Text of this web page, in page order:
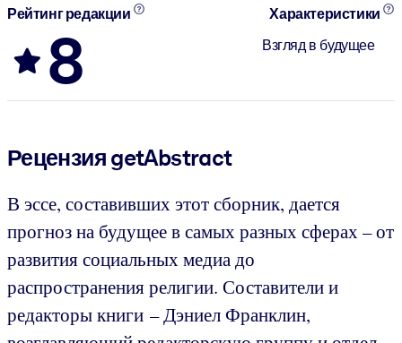
Рейтинг редакции
8
Характеристики
Взгляд в будущее
Рецензия getAbstract
В эссе, составивших этот сборник, дается
прогноз на будущее в самых разных сферах – от
развития социальных медиа до
распространения религии. Составители и
редакторы книги – Дэниел Франклин,